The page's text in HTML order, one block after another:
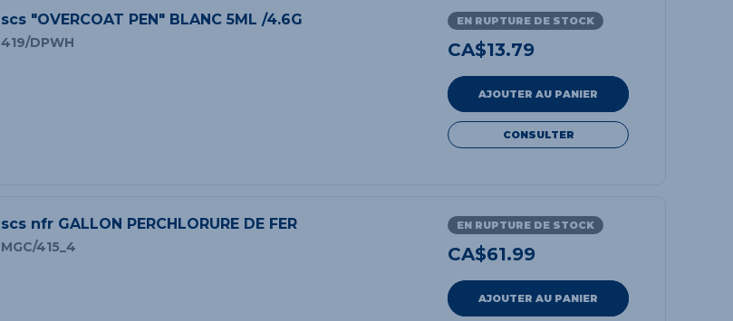
scs "OVERCOAT PEN" BLANC 5ML /4.6G
419/DPWH
EN RUPTURE DE STOCK
CA$13.79
AJOUTER AU PANIER
CONSULTER
scs nfr GALLON PERCHLORURE DE FER
MGC/415_4
EN RUPTURE DE STOCK
CA$61.99
AJOUTER AU PANIER